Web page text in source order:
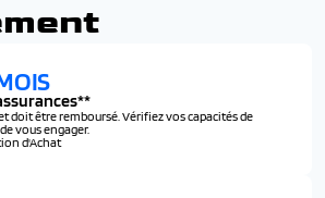
doit être remboursé. Vérifiez vos capacités de
vous engager.
d'Achat